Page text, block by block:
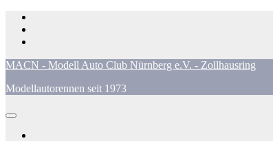
Zum
Inhalt
springen
MACN - Modell Auto Club Nürnberg e.V. - Zollhausring
Modellautorennen seit 1973